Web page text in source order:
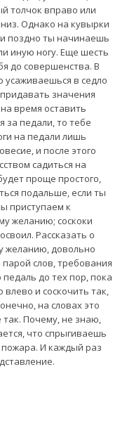
толчок вправо или
Однако на кувырки
поздно ты начинаешь
иную ногу. Еще шесть
до совершенства. В
усаживаешься в седло
значения
время оставить
за педали, то тебе
на педали лишь
и после этого
садиться на
проще простого,
подальше, если ты
приступаем к
желанию; соскоки
Рассказать о
желанию, довольно
парой слов, требования
до тех пор, пока
и соскочить так,
на словах это
так. Почему, не знаю,
что спрыгиваешь
И каждый раз